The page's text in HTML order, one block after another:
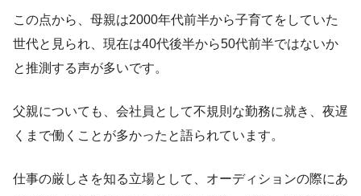
この点から、母親は2000年代前半から子育てをしていた
世代と見られ、現在は40代後半から50代前半ではないか
と推測する声が多いです。
父親についても、会社員として不規則な勤務に就き、夜遅
くまで働くことが多かったと語られています。
仕事の厳しさを知る立場として、オーディションの際にあ